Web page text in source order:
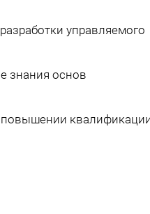
управляемого
знания основ
повышении